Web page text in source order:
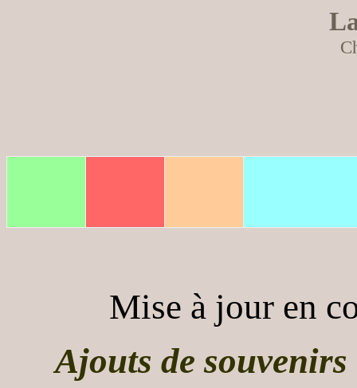
Mise à jour en
Ajouts de